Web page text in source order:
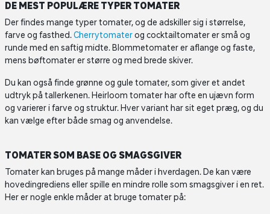
DE MEST POPULÆRE TYPER TOMATER
Der findes mange typer tomater, og de adskiller sig i størrelse,
farve og fasthed.Cherrytomaterog cocktailtomater er små og
runde med en saftig midte. Blommetomater er aflange og faste,
mens bøftomater er større og med brede skiver.
Du kan også finde grønne og gule tomater, som giver et andet
udtryk på tallerkenen. Heirloom tomater har ofte en ujævn form
og varierer i farve og struktur. Hver variant har sit eget præg, og du
kan vælge efter både smag og anvendelse.
TOMATER SOM BASE OG SMAGSGIVER
Tomater kan bruges på mange måder i hverdagen. De kan være
hovedingrediens eller spille en mindre rolle som smagsgiver i en ret.
Her er nogle enkle måder at bruge tomater på: